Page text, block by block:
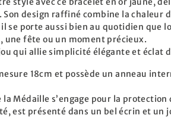
design raffiné combine la chaleur
se porte aussi bien au quotidien que
une fête ou un moment précieux.
qui allie simplicité élégante et éclat
18cm et possède un anneau
la Médaille s’engage pour la
est présenté dans un bel écrin et un